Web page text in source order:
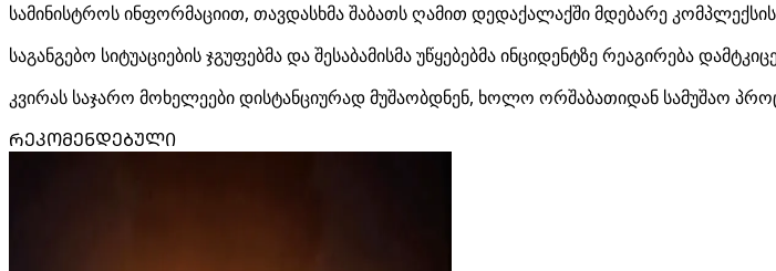
სამინისტროს ინფორმაციით, თავდასხმა შაბათს ღამით დედაქალაქში მდებარე
საგანგებო სიტუაციების ჯგუფებმა და შესაბამისმა უწყებებმა ინციდენტზე რეაგირება
კვირას საჯარო მოხელეები დისტანციურად მუშაობდნენ, ხოლო ორშაბათიდან სამუშაო
ᲠᲔᲙᲝᲛᲔᲜᲓᲔᲑᲣᲚᲘ